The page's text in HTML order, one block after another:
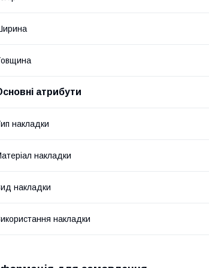
атрибути
накладки
накладки
накладки
накладки